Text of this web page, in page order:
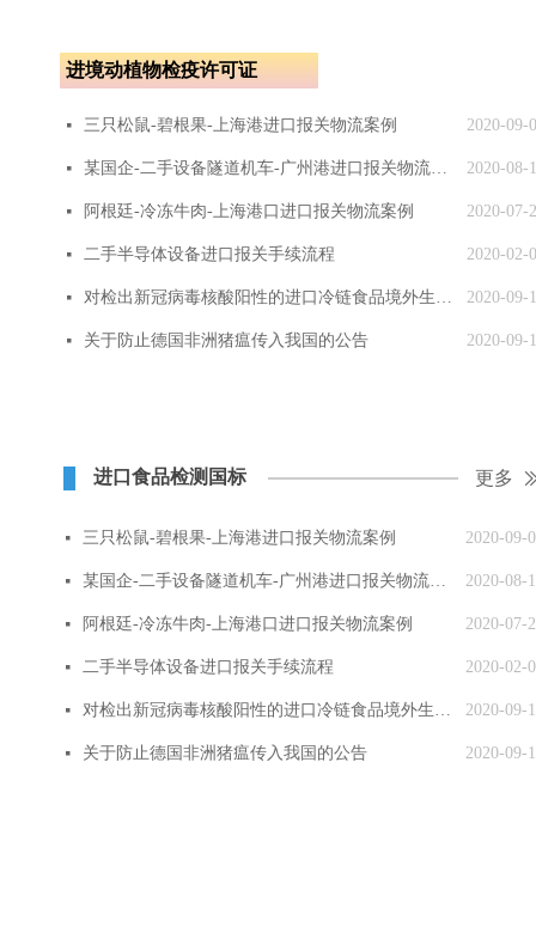
进境动植物检疫许可证
2020-09-
넷 三只松鼠-碧根果-上海港进口报关物流案例
2020-08-
넷 某国企-二手设备隧道机车-广州港进口报关物流案例
2020-07-
넷 阿根廷-冷冻牛肉-上海港口进口报关物流案例
2020-02-
넷 二手半导体设备进口报关手续流程
2020-09-
넷 对检出新冠病毒核酸阳性的进口冷链食品境外生产企业实施紧急预防性措施
2020-09-
넷 关于防止德国非洲猪瘟传入我国的公告
2020-09-
넷 三只松鼠-碧根果-上海港进口报关物流案例
2020-08-
넷 某国企-二手设备隧道机车-广州港进口报关物流案例
2020-07-
넷 阿根廷-冷冻牛肉-上海港口进口报关物流案例
2020-02-
넷 二手半导体设备进口报关手续流程
2020-09-
넷 对检出新冠病毒核酸阳性的进口冷链食品境外生产企业实施紧急预防性措施
2020-09-
넷 关于防止德国非洲猪瘟传入我国的公告
进口食品检测国标 更多